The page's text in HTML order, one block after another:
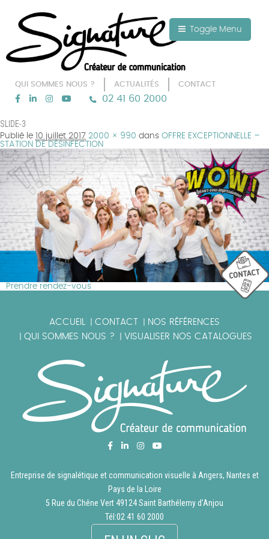
QUI SOMMES NOUS ? ACTUALITÉS CONTACT
02 41 60 2000
Passer
au
contenu
Menu principal
Toggle Menu
SLIDE-3
Publié le 10 juillet 2017 2000 × 990 dans OFFRE EXCEPTIONNELLE –
STATION DE DÉSINFECTION
Prendre rendez-vous
ACCUEIL CONTACT NOS RÉFÉRENCES
QUI SOMMES NOUS ? VISUALISER NOS CATALOGUES
Entreprise de signalétique et communication visuelle à Angers, Nantes et
Pays de la Loire
5 Rue du Chêne Vert 49124 Saint Barthélemy d'Anjou
Tél:02 41 60 2000